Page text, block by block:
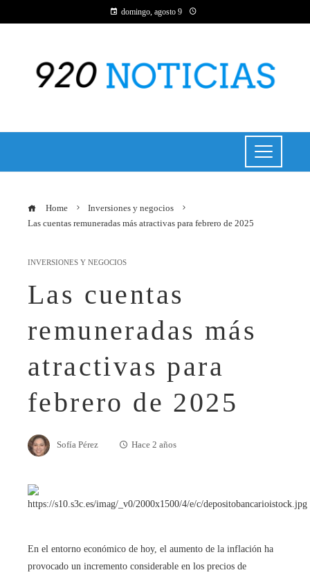
domingo, agosto 9
Home
Inversiones y negocios
Las cuentas remuneradas más atractivas para febrero de 2025
INVERSIONES Y NEGOCIOS
Las cuentas
remuneradas más
atractivas para
febrero de 2025
Sofía Pérez Hace 2 años
En el entorno económico de hoy, el aumento de la inflación ha
provocado un incremento considerable en los precios de